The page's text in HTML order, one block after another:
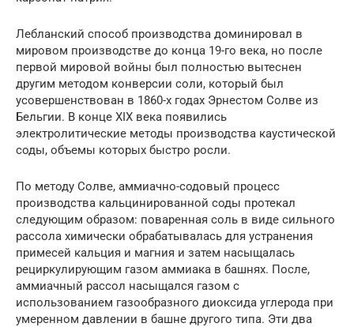
Лебланский способ производства доминировал в
мировом производстве до конца 19-го века, но после
первой мировой войны был полностью вытеснен
другим методом конверсии соли, который был
усовершенствован в 1860-х годах Эрнестом Солве из
Бельгии. В конце XIX века появились
электролитические методы производства каустической
соды, объемы которых быстро росли.
По методу Солве, аммиачно-содовый процесс
производства кальцинированной соды протекал
следующим образом: поваренная соль в виде сильного
рассола химически обрабатывалась для устранения
примесей кальция и магния и затем насыщалась
рециркулирующим газом аммиака в башнях. После,
аммиачный рассол насыщался газом с
использованием газообразного диоксида углерода при
умеренном давлении в башне другого типа. Эти два